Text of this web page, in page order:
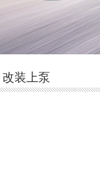
改装上泵